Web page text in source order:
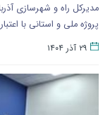
پروژه ملی و استانی با اعتبار ۱۲ هزار و ۱۲۰…
۲۹ آذر ۱۴۰۴